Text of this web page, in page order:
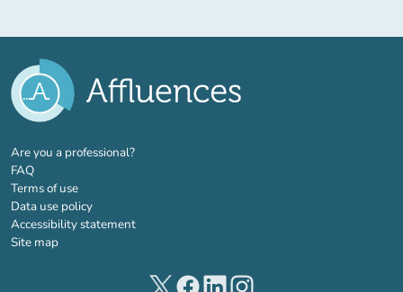
Are you a professional?(new tab)
FAQ
Terms of use
Data use policy
Accessibility statement
Site map
(new tab)(new tab)(new tab)